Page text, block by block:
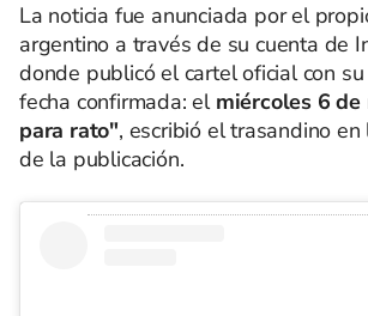
La noticia fue anunciada por el
argentino a través de su cuenta de
donde publicó el cartel oficial con
fecha confirmada: el miércoles 6 de
para rato", escribió el trasandino
de la publicación.